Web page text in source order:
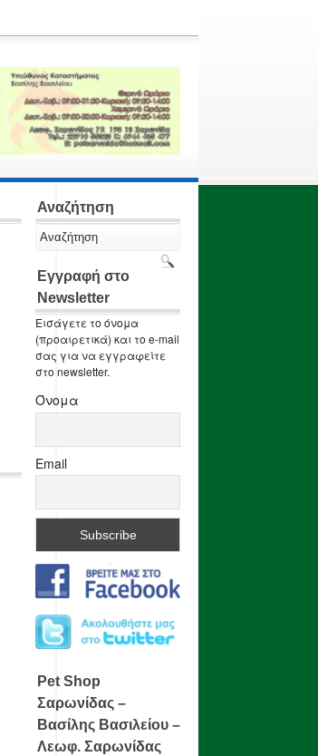
Αναζήτηση
Εγγραφή στο
Newsletter
Εισάγετε το όνομα
(προαιρετικά) και το e-mail
σας για να εγγραφείτε
στο newsletter.
Όνομα
Email
Pet Shop
Σαρωνίδας –
Βασίλης Βασιλείου –
Λεωφ. Σαρωνίδας